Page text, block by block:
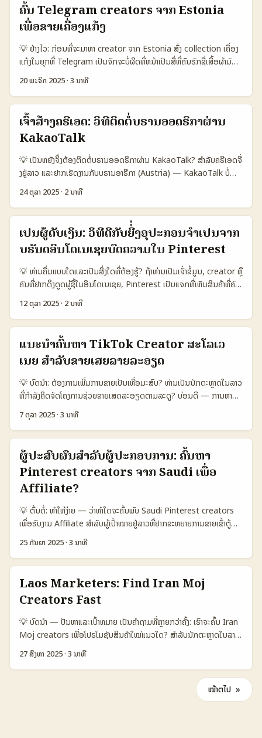
Conversion 6% 4% 12% 💰 Avg Cost per Campaign 500
USD 400 USD 1.200 USD ⏱️ Time to ROI 30–45 ວັນ 14–30
ວັນ 45–90 ວັນ 📊 Analytics Detail Medium Low High ຕາຕະລາງ
ແສດງວ່າ Playlist Promotion ແມ່ນທາງເລືອກທີ່ມີຄ່າຕໍ່ຜົນສຳລັບການ
ເລີ່ມຕົ້ນ (ຢ່າງທີ່ອ້າງອອກແບບ Spotify Marketing Package ທີ່ໃຫ້ຜົນ
ດ່ວນແຕ່ມີການວິເຄາະຈໍາກັດ), ຂະໜາດ Paid Creator Deal ຈະເປັນທາງ
ເລືອກທີ່ໄວ້ໃຈໄດ້ຫຼາຍກວ່າເພາະມີການກຳນົດການທົດສອບແລະການລາຍງານ
ລະອຽດ. ...
ແລະຄັນຫາການບົດຄວາມທີ່ບໍ່ເປັນການໂຄສະນາຢ່າງໄວ້ໝັ້ນ. ໃນບົດນີ້ ຂ້ອຍຈະ
ແນະນຳວິທີການຄົ້ນ, ເຄື່ອງມື, ແລະແຖວທີ່ຈະເປັນກ່ອນໃຫ້ເຈົ້າສາມາດດຶງ
Instagram creators ຈາກ Russia ເພື່ອເຮັດ A/B test, pilot
campaign ແລະວິເຄາະ demand ໃນລາວ — แบบ street‑smart, ບໍ່
ເປັນທົ່ວໄປ. 📊 ຂໍ້ມູນສະພາບ (Data Snapshot) 🧩 Metric
Instagram VKontakte Telegram 👥 Monthly Active 150.000
Comment Quality Medium Low High 🔍 Discovery Ease
High Medium Low ⚖️ Risk (misinfo/propaganda) Medium
High High 💰 Avg CPM (pilot) 6 USD 4 USD 8 USD ຕາຕະລາງນີ້
ແສດງໃຫ້ເຫັນວ່າ Instagram ເປັນຊ່ອງທາງທີ່ຄົນສາມາດຄົ້ນຫາ creators
ໄດ້ງ່າຍສຸດ ແລະມີອັງລະກຳ engagement ທີ່ສະດວກໃນການທົດສອບ
ຕະຫຼາດ. VKontakte ມີ user base ໃນ Russia ແຕ່ discovery ແລະ
comment quality ຕ່ຳກວ່າ, ໃນຂະນະທີ່ Telegram ມີ engagement
ສູງສຸດແຕ່ມີຄວາມສຽງເກັບເນື້ອຫາແບບບັນຍາກ. ...
ຄົ້ນ Telegram creators ຈາກ Estonia
ເພື່ອຂາຍເຄື່ອງແກ້ງ
💡 ຢ່າງໄວ: ກ່ອນທີ່ຈະມາຫາ creator ຈາກ Estonia ສົ່ງ collection ເຄື່ອງ
ແກ້ງໃນຍຸກທີ່ Telegram ເປັນຈັກຈະບໍ່ຜິດທີ່ຫນ້າເປັນສື່ທີ່ຄົນຮັກຊື່ເສື້ອຜ້າມັກ
ໃຊ້ເພື່ອຄົ້ນຫາ items ປິດສາງ. ຈາກທັງສະຫຼຸບເຮັດໃຫ້ຂໍ້ມູນເກີນໄປ, ຢ່າງສັ້ນ: ຄົນ
ຄົ້ນ Telegram ຈາກ Estonia ທີ່ເຫັນໄດ້ດີແລະຮ່ວມງານໄດ້ຈະເປັນ creator
ທີ່ມີທັກສະເສັ້ນສຳລັບ audience local ແລະມີຄວາມຊ້ອນຊິ້ນກັບ
ສະຖານະການ resale/vintage ທີ່ກໍ່ກ່ອນ. ບັນຫາທີ່ທ່ານຈະຕ້ອງແກ້: ຄົ້ນແນວ
ໃດ, ຈັດການງົດປະມານ, ແລະວິທີປະກາດຂາຍທີ່ເຂົ້າກັບພິລະກຳ Telegram. ນີ້
ແມ່ນ plan ງ່າຍໆ: ກຳນົດ KPI (awareness, sales, pre-orders), ລົງ
ຘຸມຫາ creators ທີ່ມີກຸ່ມຜູ້ຕິດຕາມທີ່ຕົກຢ່າງກັບສະຖານະຂອງທ່ານ, ສອບຖາມ
ແນນການ partnership ແລະທົດສອບແບບການຮ່ວມງານຂະໜາດນ້ອຍກ່ອນ.
📊 ການຍ້ອນຂໍ້ມູນ: Platform comparison (Estonia focus) 🧩
Metric Telegram channels (EE) Instagram creators (EE)
80.000 📈 Conversion 10% 6% 4% 💬 Engagement High
Medium Low 🔒 Privacy / Control High Medium Low 💸 Avg.
Cost per Collab €150 €300 €80 ຕາຕະລາງນີ້ສະແດງວ່າ Telegram
ໃນ Estonia ມີຄວາມຮ່ວມມືສູງແລະ conversion ດີສໍາລັບຂາຍ
secondhand/vintage, ໃຫ້ທ່ານເລີ່ມຈາກ campaign ຂະໜາດນ້ອຍແລະ
ຖືກຈໍານວນຄ່າກ່ອນຈະຂະຫຍາຍ. ...
20 ພະຈິກ 2025·3 ນາທີ
ເຈົ້າສ້າງຄຣີເອດ: ວິທີຕິດຕໍ່ບຣານອອດຣິກາຜ່ານ
KakaoTalk
💡 ເປັນຫຍັງຈຶ່ງຕ້ອງຕິດຕໍ່ບຣານອອດຣິກາຜ່ານ KakaoTalk? ສຳລັບຄຣີເອດຈີ່
ງຢູ່ລາວ ແລະຢາກເຮັດງານກັບບຣານອາີຣິກາ (Austria) — KakaoTalk ບໍ່
ແມ່ນແບບທົ່ວໄປຂອງຕະຫຼາດຢູ່ອີມ ແຕ່ມັນເປັນແຜນທາງດີເພາະລູກຄ້າທີ່ມີຄວາມ
ສົນໃຈໃນການຮັບຂ່າວແບບທັນທີ ແລະການສື່ສານກັບກຸ່ມທຸລະກິດນ້ອຍ-ໃຫຍ່.
ການຕິດຕໍ່ບຣານອາີຣິກາໂດຍຜ່ານ KakaoTalk ຕ້ອງການແຜນແບບຄວາມຄິດທີ່
ກະຈາຍ, ຂໍ້ຄວາມທີ່ເປັນພາສາຢ່າງຖືກຕ້ອງ, ແລະການສະແດງຜົນຈິງໃນການ
ຮ່ວມງານ (social proof). ບົດນີ້ຈະພາເຈົ້າຜ່ານກັບຂັ້ນຕອນທີ່ຈິງ, ອະທິບາຍ
ການເປີດຫາການຕິດຕໍ່, ການປະກອບກັບການກຳນົດ KPI ແລະຕົວຢ່າງທີ່ເຫັນຜົນ
—ປືນສະເຫຼີມສະຫຼອງຈາກການກະຊຸມຂາຍ (pop-up) ທີ່ Munich ທີ່
COOFANDY, EKOUAER ແລະ Zeagoo ໄດ້ເຮັດສິ່ງນັ້ນຢ່າງເປັນຮູບແບບ
(Media OutReach, 05 Oct 2025). 📊 ການສະແດງຂໍ້ມູນ (Data
Snapshot) 🧩 Metric Austria Brands Reach (Email)
— 1.200.000 800.000 📈 Avg Response Rate 8% 18% 10%
⏱️ Avg Reply Time 72 ຊົ່ວໂມງ 18 ຊົ່ວໂມງ 36 ຊົ່ວໂມງ 💬
Personalization Ease Medium High Low 💰 Cost to Send
Low Low Medium ຕາຕະລາງດ້ານເນີນເຫັນວ່າ KakaoTalk DM ມີ
ອັດຕາຕອບກັບແລະເວລາຕອບທີ່ດີກວ່າ ໃນການຕິດຕໍ່ກັບຄຸ່ມບໍລິສັດ (B2B) ທີ່
ມີການສື່ທີ່ເປັນສ່ວນຕົວ. ຢ່າງໄວ້ໃຈ, email ແມ່ນດີສຳລັບຂໍ້ມູນທາງການ, ແຕ່ຖ້າ
ເຈົ້າຢາກໄດ້ການຕອບກັບໄວແລະຈໍາເປັນຕ້ອງສ້າງຄວາມເຊື່ອມໂຍງ KakaoTalk
ແມ່ນເປັນທາງເລືອກຫນຶ່ງ. ...
24 ຕຸລາ 2025· 2 ນາທີ
ເປັນຜູ້ດັບເງິນ: ວິທີດີກັບຍີ່່ງອຸປະກອນຈຳເປັນຈາກ
ບຣັນດອິນໂດເນເຊຍບົດຄວາມໃນ Pinterest
💡 ທ່ານຄື່ນແບບໃດແລະເປັນສິ່ງໃດທີ່ຕ້ອງຮູ້? ຖ້າທ່ານເປັນເຈົ້າຂໍ້ມູນ, creator ຫຼື
ຄົນທີ່ຢາກດຶງດູດຜູ້ຊື້ໃນອິນໂດເນເຊຍ, Pinterest ເປັນແຈກທີ່ເຫັນສິນຄ້າທີ່ຄົນ
ຊອກ “must‑have” ແລະມີຈຸດປະສົງສໍາຄັນໃນການເພີ່ມການຄົ້ນຫາ. ບຣັນດ
ອິນໂດເນເຊຍກຳລັງຂະຫຍາຍ​e‑commerce ແລະຢ່າງໃຫຍ່ເຂົ້າຫາລຸ້ນລຸ່ມ — ນີ້
ແມ່ນໂອກາດສຳລັບຜູ້ສ້າງໃນລາວ. ບົດຄວາມນີ້ສຸ່ມປອມຈາກການສັງຂອງຄວາມ
ເຫັນສາມາດ, ຂໍ້ມູນຂ່າວສານ, ແລະການຄາດໝາຍເຕັກນິກ — ເພື່ອເຮັດໃຫ້ທ່ານຮູ້
ວິທີຕິດຕໍ່ບຣັນ, ສ້າງພຣອມທີ່ຂອງ “must‑have” ແລະເປັນຜູ້ທີ່ບຣັນຈົ່ງຫາ. 📊
ຕາຕະລາງ Snapshot: ການເປັນໄປໄດ້ລະຫວ່າງ Pinterest vs ແພດແບບອື່ນ
🧩 Metric Option A Option B Option C 👥 Monthly Active
1.200.000 800.000 1.000.000 📈 Conversion 12% 8% 9% 💬
Engagement High Medium Low 💸 Avg CPA ₭ 25.000 ₭
18.000 ₭ 22.000 ຕາຕະລາງແບບງ່າຍນີ້ສະແດງວ່າ Pinterest (Option A)
ທຸກວິກິນ. ສະເລີຍສຳລັບຜູ້ສ້າງທີ່ຢາກເປັນຜູ້ນໍາສິນຄ້າ “must‑have”, ການນຳ
ໃຊ້ Pinterest ເປັນຕົວເລືອກດີ — ແຕ່ຕ້ອງມີການວາງແຜນແນວການຕິດຕໍ່
ບຣັນທີ່ຖືກຕ້ອງແລະທົດສອບແຄຣດ. ...
12 ຕຸລາ 2025· 2 ນາທີ
ແນະນຳຄົ້ນຫາ TikTok Creator ສະໂລເວ
ເນຍ ສໍາລັບຂາຍເສຍລາຍລະອຽດ
💡 ບົດນໍາ: ຕ້ອງການເພີ່ມການຂາຍເປັນເທື່ອມະສົບ? ທ່ານເປັນນັກຕະຫຼາດໃນລາວ
ທີ່ກຳລັງຄິດຈັດໂຄງການຊ່ວຍຂາຍເສດລະອຽດຕາມລະດູ? ບ່ອນດີ — ການຫາ
TikTok creators ຈາກສະໂລເວເນຍ (Slovenia) ບໍ່ແມ່ນວຽກທີ່ຍາກເກີນ:
ຕ້ອງຮູ້ຕົວຈິງ, ກ່ອນໜ້າ, ແລະເອົາແຜນທີ່ຊັດເຈນ. ບົດນີ້ສະຫຼຸບຈາກການສຳຫຼວດ
ອອນໄລນ ແລະແຫຼ່ງຂໍ້ມູນທີ່ກ່ອນໜ້າ (ລຸ້ນ “la reserva” ທີ່ພວກເຮົາໄດ້ອ້າງວ່າ
TikTok ເປັນແຫຼ່ງແນະນຳການເດີນທາງ ແລະ Travel Ads ຊ່ວຍປັບອັດຕາການ
ຈອງ), ແລະຜະລິດເປັນແຜນງານເປັນຂັ້ນ — ສະເລີຍສຳລັບນັກຕະຫຼາດໃນລາວທີ່
ຕ້ອງການເຂົ້າສະເຫຼີມກັບຕະຫຼາດຢູ່ສະໂລເວເນຍ. ສິ່ງທີ່ຈະເປັນຊັດເຈນໃນບົດຄວາມ
ນີ້: - ການຄັດຄືນຜູ້ສ້າງສ່ວນເນື້ອຫາ TikTok ທີ່ເໝາະສຳລັບການຂາຍລະດູ
ຄົ້ນຫາ, ແລະການປະເມີນຜົນ. - ການນໍາ Travel Ads ແດ່ວໃດໄປປະສົງກັບ
influencer-driven UGC. - ລາຍການແນະນຳຕົວຢ່າງ, KPI ແລະແຜນງານທີ່
ເຮັດໄດ້ທຸກຂະໜາດ. 📊 ຕາຕະລາງຂໍ້ມູນສັງລວນ (ປຽບທຽບ Option A/B/C)
1.200.000 800.000 1.000.000 📈 Conversion 12% 8% 9% 💬
Avg Engagement 6.5% 4.2% 5.0% 💰 Avg CPM €8 €12 €10
🎯 Best For ການຈອງເດີ້ນທາງ ແຄຣເມີທ໌ຂາຍສິ່ງຂອງ ສິນຄ້າ seasonal
ທົ່ວໄປ ຕາຕະລາງນີ້ສະແດງການປຽບທຽບລະຫວ່າງທາງເລືອກສໍາລັບການເປັນການ
ໂຄສະນາ influencer-driven: Option A ເຫັນວ່າມີ reach ແລະ
engagement ດີສຸດ (ເຫັນຜົນດີສຳລັບ travel), ໃນຂະນະທີ່ Option B
ເຫັນ CPM ສູງແຕ່ອາດເຮັດໃຫ້ສົມຄຸນກັບຜະລິດຕະພັນ niche. ຂໍ້ສະເຫຼີມ: ການ
ປະກອບ Travel Ads ຂອງ TikTok ສາມາດຊ່ວຍລຸດຄ່າ CPM ແລະເພີ່ມ
conversion ເມື່ອນຳມາຮ່ວມກັບ UGC ຂອງ creator.* ...
7 ຕຸລາ 2025·3 ນາທີ
ຜູ້ປະສົບຜົນສໍາລັບຜູ້ປະກອບການ: ຄົ້ນຫາ
Pinterest creators ຈາກ Saudi ເພື່ອ
Affiliate?
💡 ຕົ້ນຕໍ່: ທຳໃຫ້ງ່າຍ — ວ່າທຳໃດຈະຄົ້ນພົບ Saudi Pinterest creators
ເພື່ອຮັບງານ Affiliate ສຳລັບຜູ້ເປົ້າໝາຍຢູ່ລາວທີ່ຢາກຂະຫຍາຍການຂາຍເຂົ້າຕູ້
Saudi ຜ່ານ Pinterest creators — ຄໍາຖາມທີ່ມັກເກີດແມ່ນ: “ຈະຫາພວກ
ເຂົາໄດ້ຈາກໄສ່ແນວໃດ? ຈະເຮັດສັນຊາດແນວໃດ?” ຂໍ້ຈຸດສຳລັບວຽກນີ້ຄືການ
ເຂົ້າໃຈປະເພດຜູ້ສ້າງ (mega vs micro vs nano), ພລັງກູ້ການມີສ່ວນຮ່ວມ,
ເຮັດໄດ້ຈິງ ພ້ອມກັບແນະນຳໃນການປັບຍຸດທະສາດ cross-channel ແລະ KPI
ທີ່ຄວນວັດ. Pinterest ສໍາລັບ Saudi market ມີການເຕີບໂຕໃນໝວດຫຼາຍ:
ຄວາມສ່ວນຂອງ lifestyle, beauty, food, travel-related pins ແລະ
ການທີ່ micro/nano creators ມີ engagement ສູງ — ນີ້ແມ່ນໂອກາດ
ດີເພື່ອ affiliate ທີ່ຕ້ອງການຄົນເປັນເຄື່ອງຈັກເຂົ້າເຮັດການຫຼັກສົບຜົນ. 📊
ກອງຂໍ້ມູນ: ການລະເລີຍທີ່ຄວນດູ (Countries comparison) 🧩 Metric
800.000 1.000.000 📈 Conversion 12% 8% 9% 💬 Avg
Engagement 4.5% 2.8% 3.1% 💰 Avg CPA (USD) 9.00 12.50
7.20 🔎 Creator Type micro/nano mid-tier mega/celebrity
25 ກັນຍາ 2025·3 ນາທີ
Laos Marketers: Find Iran Moj
Creators Fast
💡 ບົດນໍາ — ປັນຫາແລະເປົ້າຫມາຍ ເປັນຄຳຖາມທີ່ຫຼາຍກວ່າຄັ້ງ: ເຮົາຈະຄົ້ນ Iran
Moj creators ເພື່ອໂປຣໂມຊັນສິນຄ້າໃໝ່ແນວໃດ? ສຳລັບນັກຕະຫຼາດໃນລາວ
ຄຳຕອບບໍ່ພຽງແຕ່ການຫາສາວຍງ່າຍ — ມັນຕ້ອງຜູ້ຊົນ, ການກວດຄືນຂໍ້, ແລະ
ແຜນສໍາລັບການສົນທະນາທີ່ມີປະສິດທິພາບ. ບລັອກນີ້ສ້າງຂຶ້ນເພື່ອຊ່ວຍໃຫ້ທ່ານ: -
ຮູ້ວ່າຜູ້ສ້າງທີ່ເໝາະແນວໃດ (niche, tone, audience). - ປັບການຄົ້ນດ້ວຍ
ເຄື່ອງມືທີ່ມີໄດ້ຜົນ. - ຕິດຕໍ່ຢ່າງມີສະຫຼຸບ — ກຽມສັນຍາ, KPI ແລະການ
ທົດສອບ. ໃນສະພາບວັດຖຸປະສົງນີ້ ຂ້ອຍຈະເອົາຕົວຢ່າງຈາກເນື້ອຫາອ້າງອີງ
27 ສິງຫາ 2025·3 ນາທີ
ໜ້າຕໍ່ໄປ »